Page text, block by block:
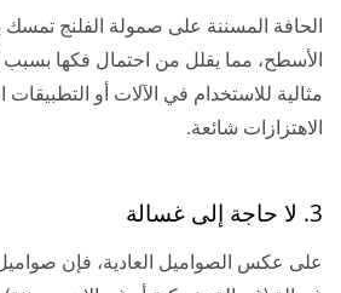
الحافة المسننة على صمولة الفلنج
الأسطح، مما يقلل من احتمال فكها بسبب
مثالية للاستخدام في الآلات أو
الاهتزازات شائعة.
3. لا حاجة إلى غسالة
على عكس الصواميل العادية، فإن صواميل